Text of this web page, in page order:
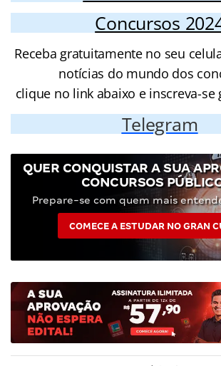
Concursos
Receba gratuitamente no seu
notícias do mundo dos
clique no link abaixo e inscreva-
Telegram
QUER CONQUISTAR A SUA
CONCURSOS
Prepare-se com quem mais
COMECE A ESTUDAR NO GRAN